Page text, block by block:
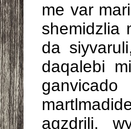
me var
shemidzlia
da
daqalebi
agzdrili,